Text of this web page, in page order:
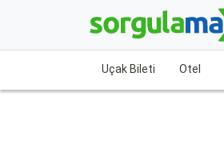
Uçak Bileti Otel